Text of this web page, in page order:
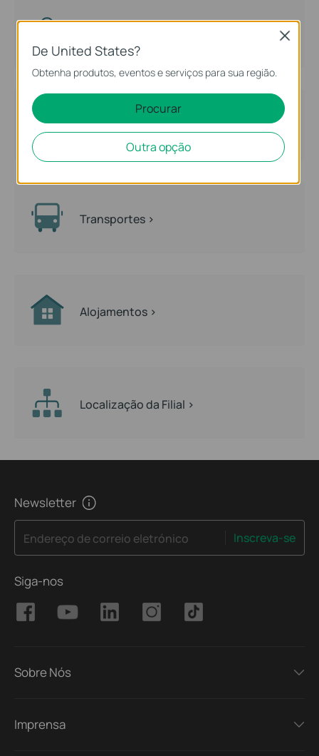
Empresarial >
Transportes >
Alojamentos >
Localização da Filial >
Newsletter
Endereço de correio eletrónico Inscreva-se
Siga-nos
Sobre Nós
Imprensa
De United States?
Obtenha produtos, eventos e serviços para sua região.
Procurar
Outra opção
Close